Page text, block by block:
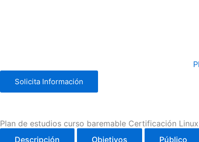
Solicita Información
Plan de estudios curso baremable Certificación Linux
Descripción
Objetivos Público